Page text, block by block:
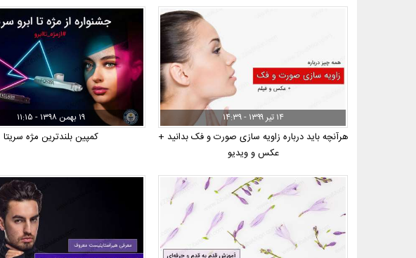
۱۴ تیر ۱۳۹۹ - ۱۴:۳۹
هرآنچه باید درباره زاویه سازی صورت و فک بدانید +
عکس و ویدیو
۱۹ بهمن ۱۳۹۸ - ۱۱:۱۵
کمپین بلندترین مژه سریتا